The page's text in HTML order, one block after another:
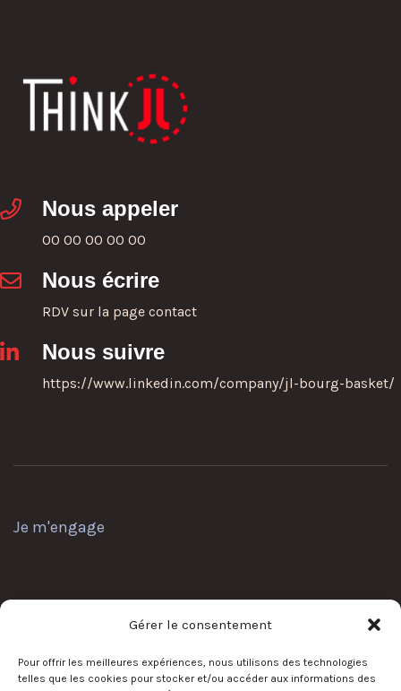
Gérer le consentement
Pour offrir les meilleures expériences, nous utilisons des technologies
telles que les cookies pour stocker et/ou accéder aux informations des
Nous appeler
00 00 00 00 00
Nous écrire
RDV sur la page contact
Nous suivre
https://www.linkedin.com/company/jl-bourg-basket/
Je m'engage